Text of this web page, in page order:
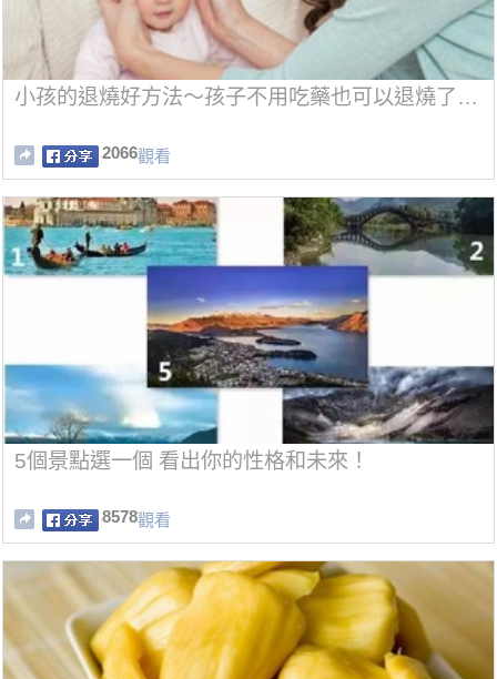
小孩的退燒好方法～孩子不用吃藥也可以退燒了…
2066觀看
5個景點選一個 看出你的性格和未來！
8578觀看